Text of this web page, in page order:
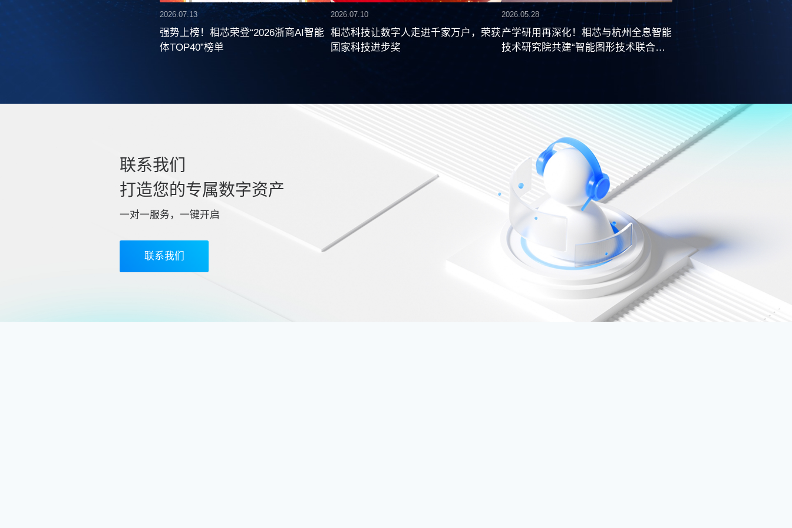
2026.07.13
强势上榜！相芯荣登“2026浙商AI智能
体TOP40”榜单
2026.07.10
相芯科技让数字人走进千家万户，荣获
国家科技进步奖
2026.05.28
产学研用再深化！相芯与杭州全息智能
技术研究院共建“智能图形技术联合实
联系我们
打造您的专属数字资产
一对一服务，一键开启
联系我们